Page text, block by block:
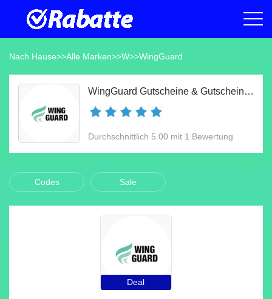
Nach Hause>>Alle Marken>>W>>WingGuard
WingGuard Gutscheine & Gutscheincodes Aug 2026
Durchschnittlich 5.00 mit 1 Bewertung
Codes Sale
Deal